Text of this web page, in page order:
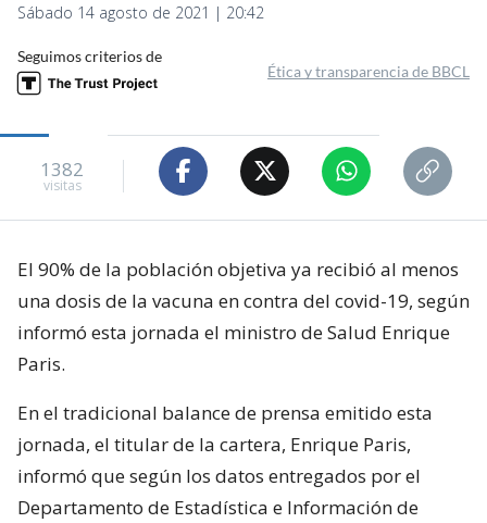
Sábado 14 agosto de 2021 | 20:42
Seguimos criterios de
Ética y transparencia de BBCL
1382
visitas
El 90% de la población objetiva ya recibió al menos
una dosis de la vacuna en contra del covid-19, según
informó esta jornada el ministro de Salud Enrique
Paris.
En el tradicional balance de prensa emitido esta
jornada, el titular de la cartera, Enrique Paris,
informó que según los datos entregados por el
Departamento de Estadística e Información de